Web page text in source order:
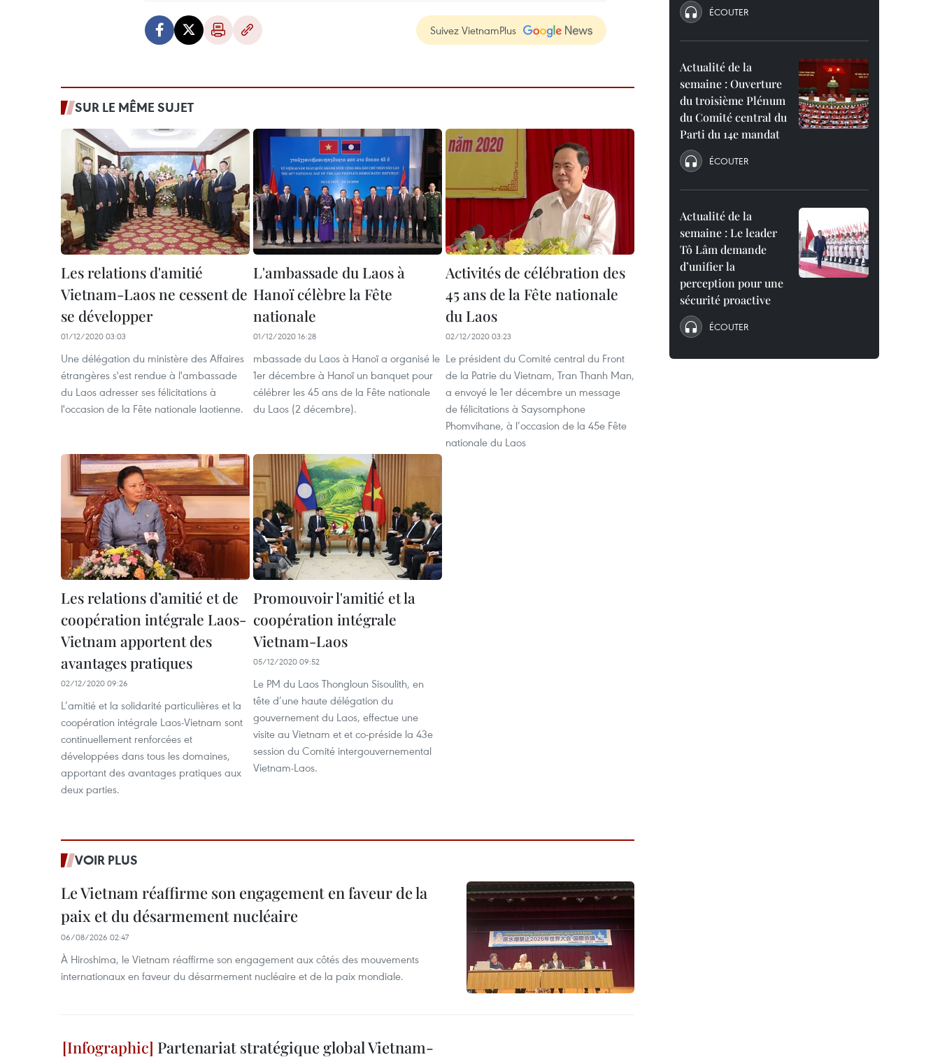
Suivez VietnamPlus
SUR LE MÊME SUJET
Les relations d'amitié
Vietnam-Laos ne cessent de
se développer
01/12/2020 03:03
Une délégation du ministère des Affaires
étrangères s'est rendue à l'ambassade
du Laos adresser ses félicitations à
l'occasion de la Fête nationale laotienne.
L'ambassade du Laos à
Hanoï célèbre la Fête
nationale
01/12/2020 16:28
mbassade du Laos à Hanoï a organisé le
1er décembre à Hanoï un banquet pour
célébrer les 45 ans de la Fête nationale
du Laos (2 décembre).
Activités de célébration des
45 ans de la Fête nationale
du Laos
02/12/2020 03:23
Le président du Comité central du Front
de la Patrie du Vietnam, Tran Thanh Man,
a envoyé le 1er décembre un message
de félicitations à Saysomphone
Phomvihane, à l’occasion de la 45e Fête
nationale du Laos
Les relations d’amitié et de
coopération intégrale Laos-
Vietnam apportent des
avantages pratiques
02/12/2020 09:26
L’amitié et la solidarité particulières et la
coopération intégrale Laos-Vietnam sont
continuellement renforcées et
développées dans tous les domaines,
apportant des avantages pratiques aux
deux parties.
Promouvoir l'amitié et la
coopération intégrale
Vietnam-Laos
05/12/2020 09:52
Le PM du Laos Thongloun Sisoulith, en
tête d’une haute délégation du
gouvernement du Laos, effectue une
visite au Vietnam et et co-préside la 43e
session du Comité intergouvernemental
Vietnam-Laos.
VOIR PLUS
Le Vietnam réaffirme son engagement en faveur de la
paix et du désarmement nucléaire
06/08/2026 02:47
À Hiroshima, le Vietnam réaffirme son engagement aux côtés des mouvements
internationaux en faveur du désarmement nucléaire et de la paix mondiale.
Partenariat stratégique global Vietnam-
ÉCOUTER
Actualité de la
semaine : Ouverture
du troisième Plénum
du Comité central du
Parti du 14e mandat
ÉCOUTER
Actualité de la
semaine : Le leader
Tô Lâm demande
d’unifier la
perception pour une
sécurité proactive
ÉCOUTER